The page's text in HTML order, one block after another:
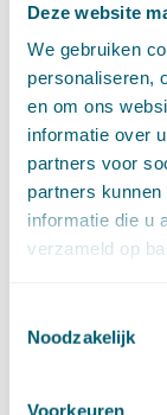
Deze website
We gebruiken
personaliseren,
en om ons
informatie over
partners voor
partners
informatie die u
verzameld op
Noodzakelijk
Voorkeuren
mei (6)
april (11)
maart (14)
februari
januari (15)
►
2020
december
november
oktober
september
juni (14)